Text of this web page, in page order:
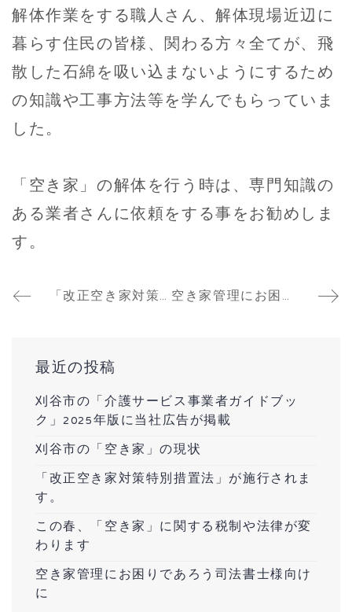
解体作業をする職人さん、解体現場近辺に
暮らす住民の皆様、関わる方々全てが、飛
散した石綿を吸い込まないようにするため
の知識や工事方法等を学んでもらっていま
した。
「空き家」の解体を行う時は、専門知識の
ある業者さんに依頼をする事をお勧めしま
す。
「改正空き家対策特別措置法」が施行されます。 空き家管理にお困りであろう司法書士様向けに
最近の投稿
刈谷市の「介護サービス事業者ガイドブッ
ク」2025年版に当社広告が掲載
刈谷市の「空き家」の現状
「改正空き家対策特別措置法」が施行されま
す。
この春、「空き家」に関する税制や法律が変
わります
空き家管理にお困りであろう司法書士様向け
に